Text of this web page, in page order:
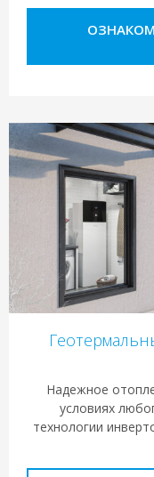
Надежное
условиях
технологии